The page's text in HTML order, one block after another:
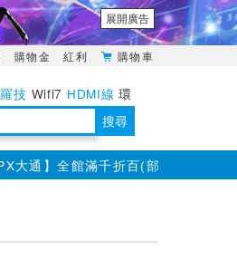
展開廣告
購物金 紅利 購物車
羅技 Wifi7 HDMI線 環
搜尋
大通】全館滿千折百(部分品項不適